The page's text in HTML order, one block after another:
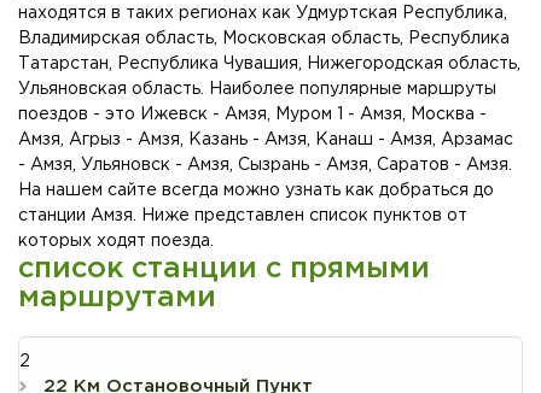
находятся в таких регионах как Удмуртская Республика,
Владимирская область, Московская область, Республика
Татарстан, Республика Чувашия, Нижегородская область,
Ульяновская область. Наиболее популярные маршруты
поездов - это Ижевск - Амзя, Муром 1 - Амзя, Москва -
Амзя, Агрыз - Амзя, Казань - Амзя, Канаш - Амзя, Арзамас
- Амзя, Ульяновск - Амзя, Сызрань - Амзя, Саратов - Амзя.
На нашем сайте всегда можно узнать как добраться до
станции Амзя. Ниже представлен список пунктов от
которых ходят поезда.
список станции с прямыми
маршрутами
2
22 Км Остановочный Пункт